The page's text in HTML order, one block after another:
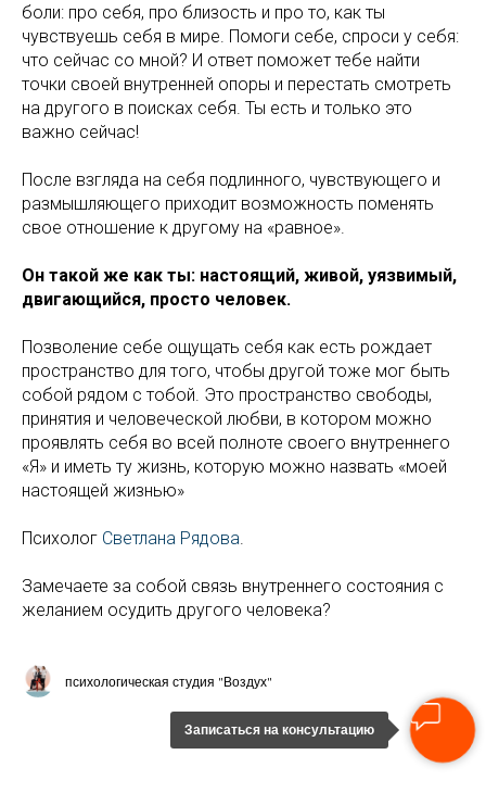
Записаться на консультацию
боли: про себя, про близость и про то, как ты
чувствуешь себя в мире. Помоги себе, спроси у себя:
что сейчас со мной? И ответ поможет тебе найти
точки своей внутренней опоры и перестать смотреть
на другого в поисках себя. Ты есть и только это
важно сейчас!
После взгляда на себя подлинного, чувствующего и
размышляющего приходит возможность поменять
свое отношение к другому на «равное».
Он такой же как ты: настоящий, живой, уязвимый,
двигающийся, просто человек.
Позволение себе ощущать себя как есть рождает
пространство для того, чтобы другой тоже мог быть
собой рядом с тобой. Это пространство свободы,
принятия и человеческой любви, в котором можно
проявлять себя во всей полноте своего внутреннего
«Я» и иметь ту жизнь, которую можно назвать «моей
настоящей жизнью»
Психолог Светлана Рядова.
Замечаете за собой связь внутреннего состояния с
желанием осудить другого человека?
психологическая студия "Воздух"